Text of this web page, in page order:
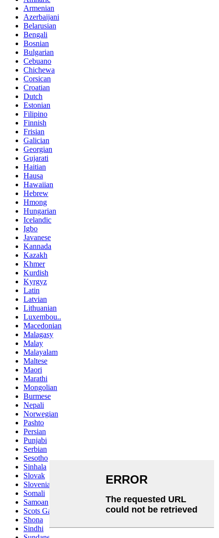
Armenian
Azerbaijani
Belarusian
Bengali
Bosnian
Bulgarian
Cebuano
Chichewa
Corsican
Croatian
Dutch
Estonian
Filipino
Finnish
Frisian
Galician
Georgian
Gujarati
Haitian
Hausa
Hawaiian
Hebrew
Hmong
Hungarian
Icelandic
Igbo
Javanese
Kannada
Kazakh
Khmer
Kurdish
Kyrgyz
Latin
Latvian
Lithuanian
Luxembou..
Macedonian
Malagasy
Malay
Malayalam
Maltese
Maori
Marathi
Mongolian
Burmese
Nepali
Norwegian
Pashto
Persian
Punjabi
Serbian
Sesotho
Sinhala
Slovak
Slovenian
Somali
Samoan
Scots Gaelic
Shona
Sindhi